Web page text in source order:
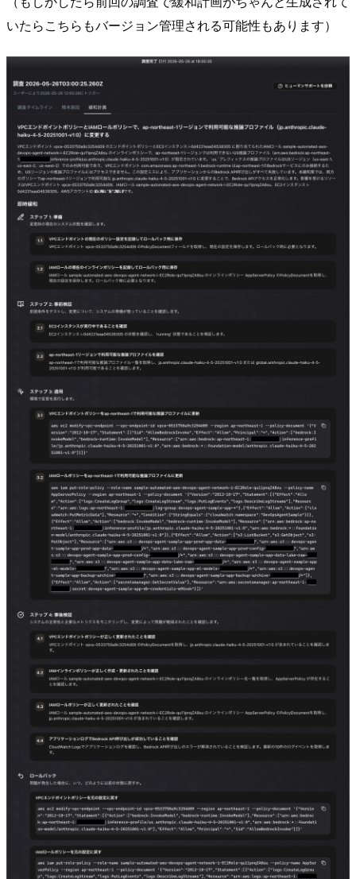
いたらこちらもバージョン管理される可能性もあります）